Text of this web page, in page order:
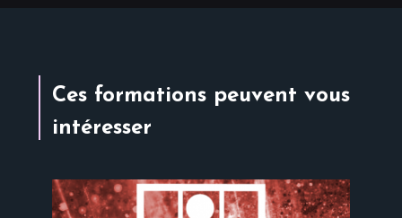
Ces formations peuvent vous
intéresser